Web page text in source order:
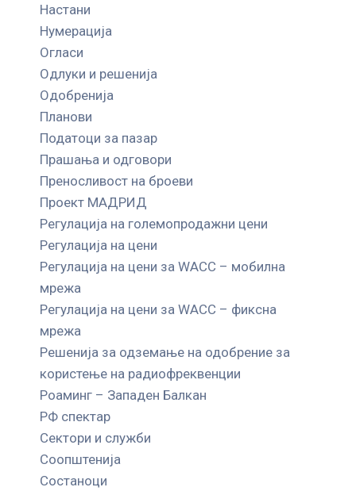
Настани
Нумерација
Огласи
Одлуки и решенија
Одобренија
Планови
Податоци за пазар
Прашања и одговори
Преносливост на броеви
Проект МАДРИД
Регулација на големопродажни цени
Регулација на цени
Регулација на цени за WACC – мобилна
мрежа
Регулација на цени за WACC – фиксна
мрежа
Решенија за одземање на одобрение за
користење на радиофреквенции
Роаминг – Западен Балкан
РФ спектар
Сектори и служби
Соопштенија
Состаноци